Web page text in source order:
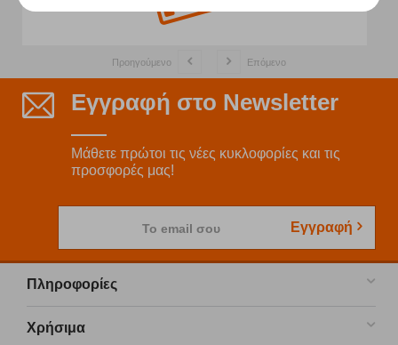
Προηγούμενο Επόμενο
Εγγραφή στο Newsletter
Μάθετε πρώτοι τις νέες κυκλοφορίες και τις
προσφορές μας!
Το email σου Εγγραφή
Πληροφορίες
Χρήσιμα